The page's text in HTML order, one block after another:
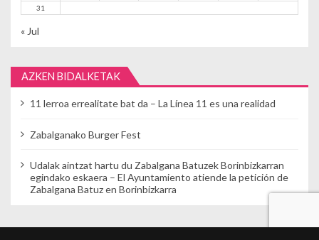
31
« Jul
AZKEN BIDALKETAK
11 lerroa errealitate bat da – La Línea 11 es una realidad
Zabalganako Burger Fest
Udalak aintzat hartu du Zabalgana Batuzek Borinbizkarran
egindako eskaera – El Ayuntamiento atiende la petición de
Zabalgana Batuz en Borinbizkarra